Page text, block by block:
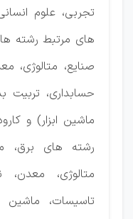
تجربی، علوم
های مرتبط رشته
صنایع، متالوژی،
حسابداری، تربیت
ماشین ابزار) و
رشته های برق،
متالوژی، معدن،
تاسیسات، ماشین